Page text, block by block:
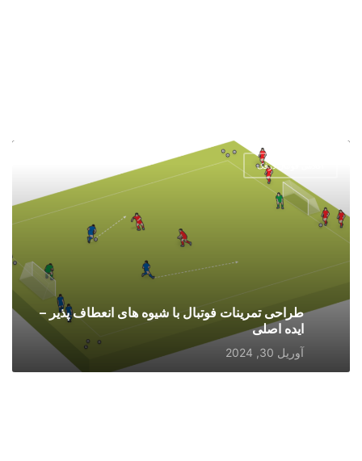
آکادمی فوتبال درفک
طراحی تمرینات فوتبال با شیوه های انعطاف پذیر –
ایده اصلی
آوریل 30, 2024